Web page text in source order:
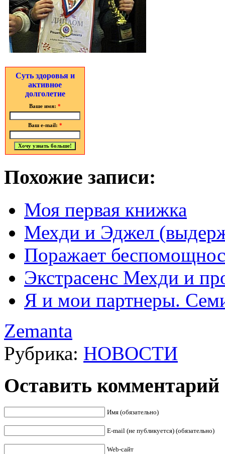
Суть здоровья и
активное
долголетие
Ваше имя: *
Ваш e-mail: *
Похожие записи:
Моя первая книжка
Мехди и Эджел
Поражает
Экстрасенс Мехди и
Я и мои партнеры.
Zemanta
Рубрика: НОВОСТИ
Оставить комментарий
Имя (обязательно)
E-mail (не публикуется) (обязательно)
Web-сайт